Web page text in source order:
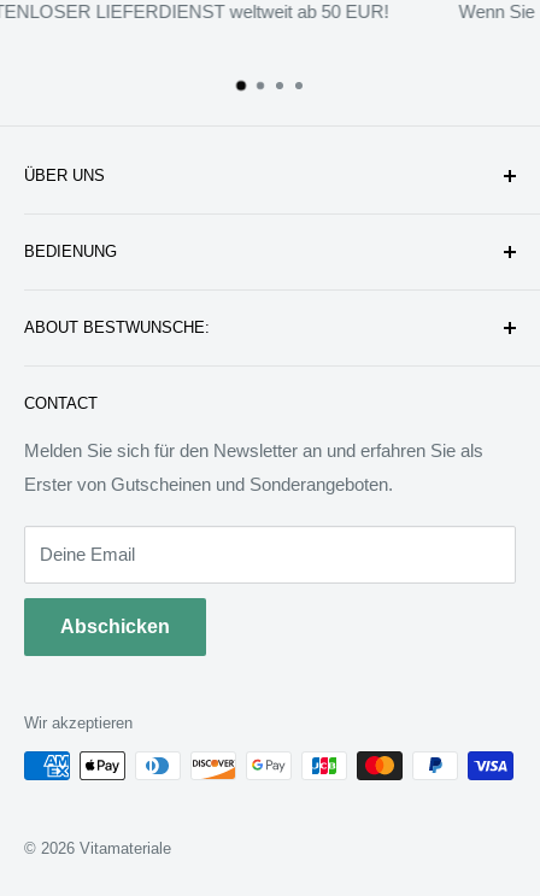
Wenn Sie mit den Produkten nicht zufrieden sind, können Sie
ÜBER UNS
Datenschutzerklärung
Service & Verpflichtung
BEDIENUNG
Versand & Bearbeitung
CONTACT
Melden Sie sich für den Newsletter an und erfahren Sie als
Erster von Gutscheinen und Sonderangeboten.
Deine Email
Abschicken
ABOUT BESTWUNSCHE:
finden, die das Leben besser machen können. Wir werden
allen Menschen auf der Welt besondere Dinge anbieten.
Wir sind bereit, jedem zu helfen, ein ideales Tagebuch zu
Wir akzeptieren
© 2026 Vitamateriale